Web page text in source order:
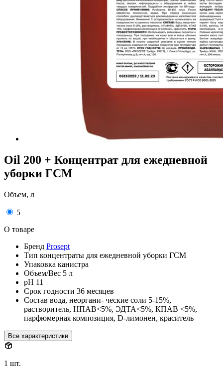
Oil 200 + Концентрат для ежедневной
уборки ГСМ
Объем, л
5
О товаре
Бренд Prosept
Тип концентраты для ежедневной уборки ГСМ
Упаковка канистра
Объем/Вес 5 л
pH 11
Срок годности 36 месяцев
Состав вода, неоргани- ческие соли 5-15%,
растворитель, НПАВ<5%, ЭДТА<5%, КПАВ <5%,
парфюмерная композиция, D-лимонен, краситель
Все характеристики
1 шт.